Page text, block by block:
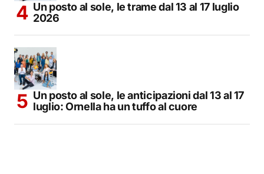
Un posto al sole, le trame dal 13 al 17 luglio
2026
Un posto al sole, le anticipazioni dal 13 al 17
luglio: Ornella ha un tuffo al cuore